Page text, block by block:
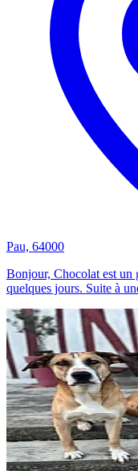
Pau, 64000
Bonjour, Chocolat est un
quelques jours. Suite à